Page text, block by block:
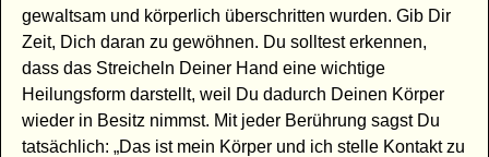
gewaltsam und körperlich überschritten wurden. Gib Dir
Zeit, Dich daran zu gewöhnen. Du solltest erkennen,
dass das Streicheln Deiner Hand eine wichtige
Heilungsform darstellt, weil Du dadurch Deinen Körper
wieder in Besitz nimmst. Mit jeder Berührung sagst Du
tatsächlich: „Das ist mein Körper und ich stelle Kontakt zu